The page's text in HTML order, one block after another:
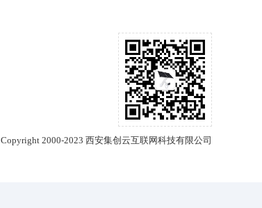
Copyright 2000-2023 西安集创云互联网科技有限公司